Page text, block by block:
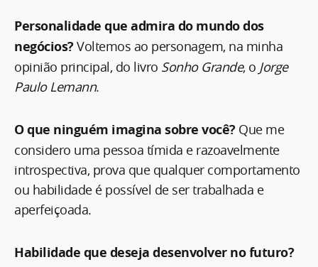
Personalidade que admira do mundo dos
negócios?Voltemos ao personagem, na minha
opinião principal, do livro Sonho Grande, o Jorge
Paulo Lemann.
O que ninguém imagina sobre você? Que me
considero uma pessoa tímida e razoavelmente
introspectiva, prova que qualquer comportamento
ou habilidade é possível de ser trabalhada e
aperfeiçoada.
Habilidade que deseja desenvolver no futuro?